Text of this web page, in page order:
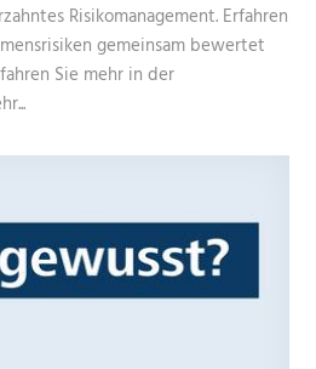
Risikomanagement. Erfahren
gemeinsam bewertet
Sie mehr in der